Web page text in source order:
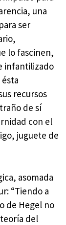
una
ser
lo fascinen,
infantilizado
recursos
de sí
con el
juguete de
asomada
“Tiendo a
de Hegel no
del